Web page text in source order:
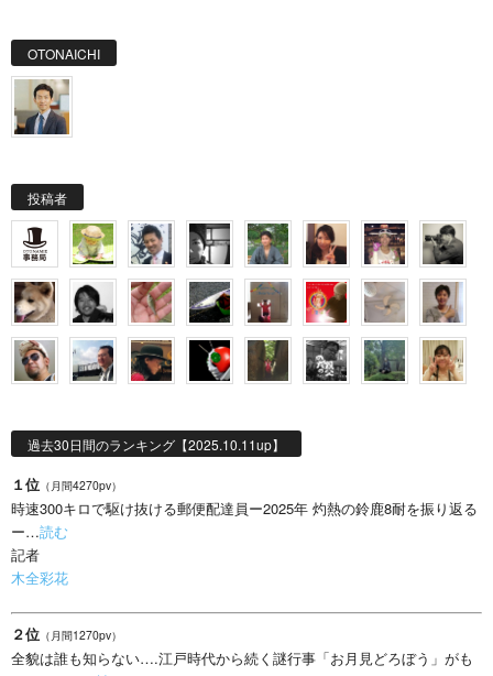
OTONAICHI
投稿者
過去30日間のランキング【2025.10.11up】
１位 （月間4270pv）
時速300キロで駆け抜ける郵便配達員ー2025年 灼熱の鈴鹿8耐を振り返る
ー…読む
記者
木全彩花
２位 （月間1270pv）
全貌は誰も知らない….江戸時代から続く謎行事「お月見どろぼう」がも